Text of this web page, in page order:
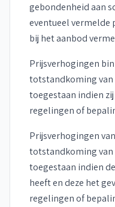
gebondenheid aan
eventueel vermelde
bij het aanbod
Prijsverhogingen
totstandkoming van
toegestaan indien
regelingen of
Prijsverhogingen
totstandkoming van
toegestaan indien
heeft en deze het
regelingen of